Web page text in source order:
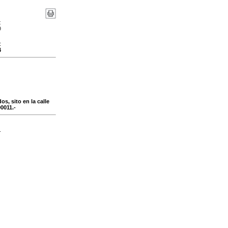
sito en la calle